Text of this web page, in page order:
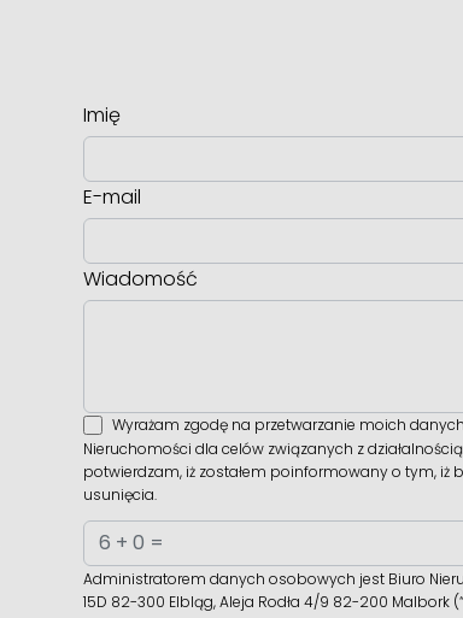
Imię
E-mail
Wiadomość
Wyrażam zgodę na przetwarzanie moich
Nieruchomości dla celów związanych z
potwierdzam, iż zostałem poinformowany o tym,
usunięcia.
Administratorem danych osobowych jest Biuro
15D 82-300 Elbląg, Aleja Rodła 4/9 82-200